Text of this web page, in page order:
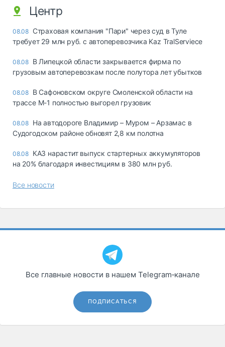
Центр
08.08 Страховая компания "Пари" через суд в Туле
требует 29 млн руб. с автоперевозчика Kaz TralServiece
08.08 В Липецкой области закрывается фирма по
грузовым автоперевозкам после полутора лет убытков
08.08 В Сафоновском округе Смоленской области на
трассе М-1 полностью выгорел грузовик
08.08 На автодороге Владимир – Муром – Арзамас в
Судогодском районе обновят 2,8 км полотна
08.08 КАЗ нарастит выпуск стартерных аккумуляторов
на 20% благодаря инвестициям в 380 млн руб.
Все новости
Все главные новости в нашем Telegram‑канале
ПОДПИСАТЬСЯ